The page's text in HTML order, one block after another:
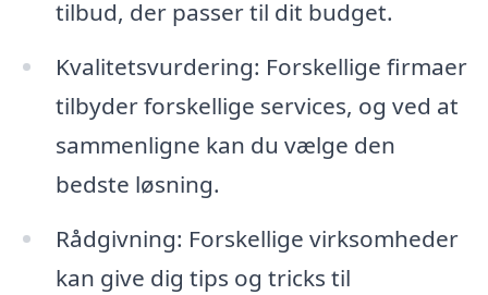
tilbud, der passer til dit budget.
Kvalitetsvurdering: Forskellige firmaer
tilbyder forskellige services, og ved at
sammenligne kan du vælge den
bedste løsning.
Rådgivning: Forskellige virksomheder
kan give dig tips og tricks til